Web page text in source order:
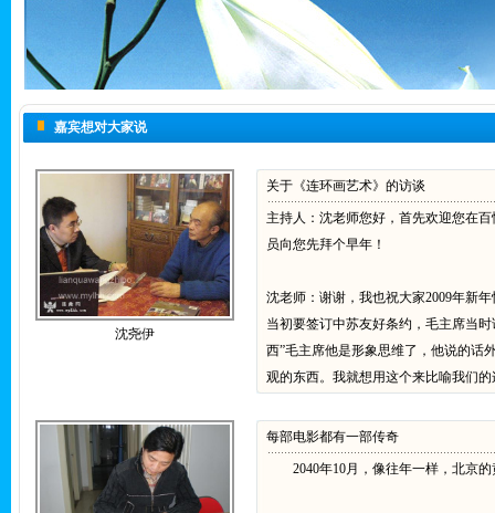
嘉宾想对大家说
沈尧伊
关于《连环画艺术》的访谈
主持人：沈老师您好，首先欢迎您在
员向您先拜个早年！
沈老师：谢谢，我也祝大家2009年新
当初要签订中苏友好条约，毛主席当
西”毛主席他是形象思维了，他说的话
观的东西。我就想用这个来比喻我们
每部电影都有一部传奇
2040年10月，像往年一样，北京的